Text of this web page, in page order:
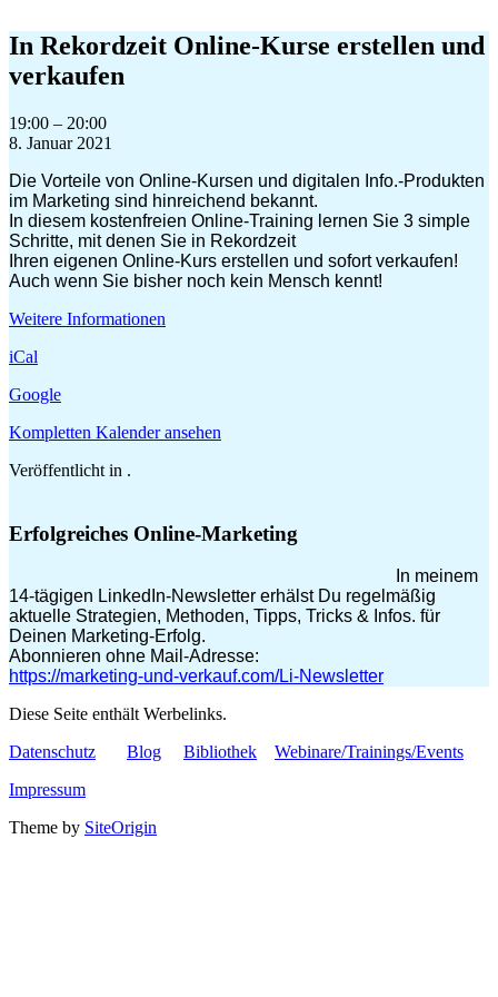
Inhalt
springen
In Rekordzeit Online-Kurse erstellen und
verkaufen
In
Rekordzeit
Kurse
erstellen
und
verkaufen
19:00 – 20:00
8. Januar 2021
Die Vorteile von Online-Kursen und digitalen Info.-Produkten
im Marketing sind hinreichend bekannt.
In diesem kostenfreien Online-Training lernen Sie 3 simple
Schritte, mit denen Sie in Rekordzeit
Ihren eigenen Online-Kurs erstellen und sofort verkaufen!
Auch wenn Sie bisher noch kein Mensch kennt!
Weitere Informationen
iCal
Google
Kompletten Kalender ansehen
Veröffentlicht in .
Erfolgreiches Online-Marketing
In meinem
14-tägigen LinkedIn-Newsletter erhälst Du regelmäßig
aktuelle Strategien, Methoden, Tipps, Tricks & Infos. für
Deinen Marketing-Erfolg.
Abonnieren ohne Mail-Adresse:
https://marketing-und-verkauf.com/Li-Newsletter
Diese Seite enthält Werbelinks.
Datenschutz
Blog Bibliothek
Webinare/Trainings/Events
Impressum
Theme by SiteOrigin